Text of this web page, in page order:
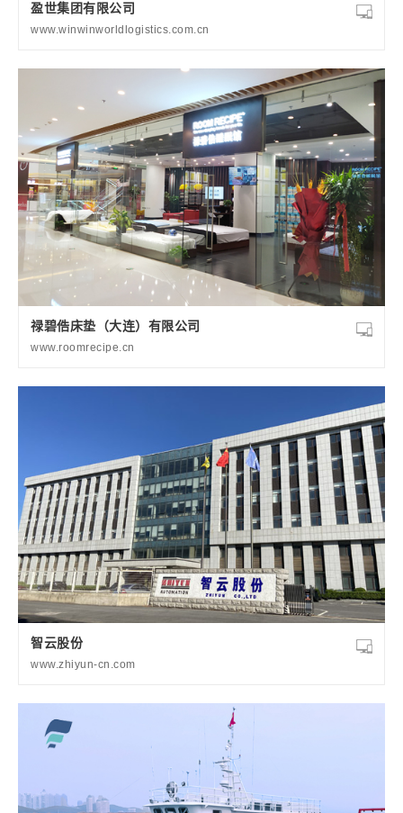
盈世集团有限公司
www.winwinworldlogistics.com.cn
禄碧俈床垫（大连）有限公司
www.roomrecipe.cn
智云股份
www.zhiyun-cn.com